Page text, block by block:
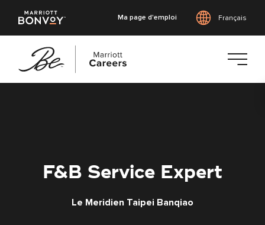
Ma page d'emploi Français
F&B Service Expert
Le Meridien Taipei Banqiao